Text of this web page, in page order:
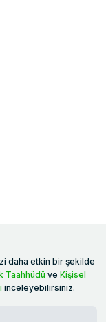
No:2/1 19 Mayıs
daha etkin bir şekilde
Taahhüdü ve Kişisel
inceleyebilirsiniz.